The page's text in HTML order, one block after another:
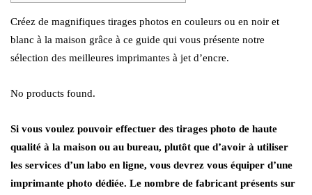
Créez de magnifiques tirages photos en couleurs ou en noir et
blanc à la maison grâce à ce guide qui vous présente notre
sélection des meilleures imprimantes à jet d’encre.
No products found.
Si vous voulez pouvoir effectuer des tirages photo de haute
qualité à la maison ou au bureau, plutôt que d’avoir à utiliser
les services d’un labo en ligne, vous devrez vous équiper d’une
imprimante photo dédiée. Le nombre de fabricant présents sur